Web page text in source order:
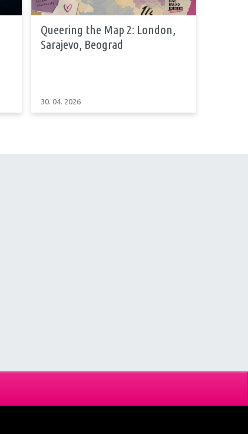
Queering the Map 2: London,
Sarajevo, Beograd
30. 04. 2026